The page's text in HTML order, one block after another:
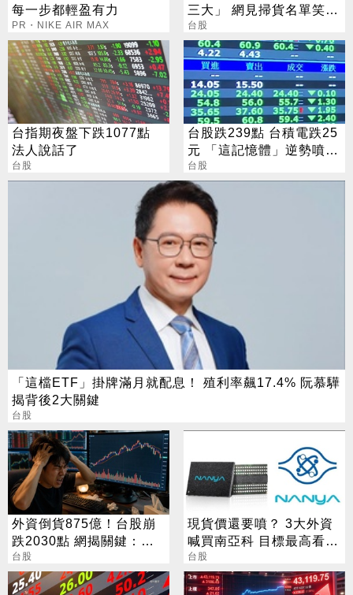
每一步都輕盈有力
PR・NIKE AIR MAX
三大」 網見掃貨名單笑：
不懂在幹嘛
台股
台指期夜盤下跌1077點
法人說話了
台股
台股跌239點 台積電跌25
元 「這記憶體」逆勢噴
5%
台股
「這檔ETF」掛牌滿月就配息！ 殖利率飆17.4% 阮慕驊
揭背後2大關鍵
台股
外資倒貨875億！台股崩
跌2030點 網揭關鍵：沒
人接
台股
現貨價還要噴？ 3大外資
喊買南亞科 目標最高看到
650
台股